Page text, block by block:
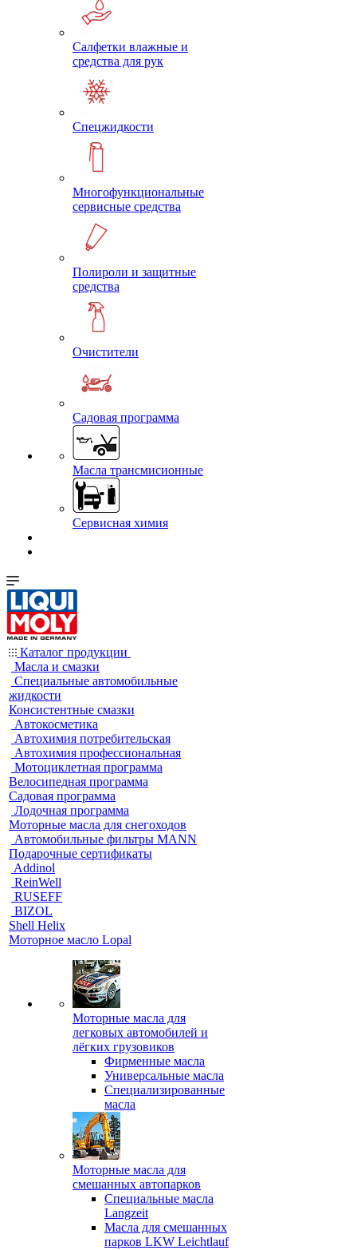
Салфетки влажные и
средства для рук
Спецжидкости
Многофункциональные
сервисные средства
Полироли и защитные
средства
Очистители
Садовая программа
Масла трансмисионные
Сервисная химия
Каталог продукции
Масла и смазки
Специальные автомобильные
жидкости
Консистентные смазки
Автокосметика
Автохимия потребительская
Автохимия профессиональная
Мотоциклетная программа
Велосипедная программа
Садовая программа
Лодочная программа
Моторные масла для снегоходов
Автомобильные фильтры MANN
Подарочные сертификаты
Addinol
ReinWell
RUSEFF
BIZOL
Shell Helix
Моторное масло Lopal
Моторные масла для
легковых автомобилей и
лёгких грузовиков
Фирменные масла
Универсальные масла
Специализированные
масла
Моторные масла для
смешанных автопарков
Специальные масла
Langzeit
Масла для смешанных
парков LKW Leichtlauf